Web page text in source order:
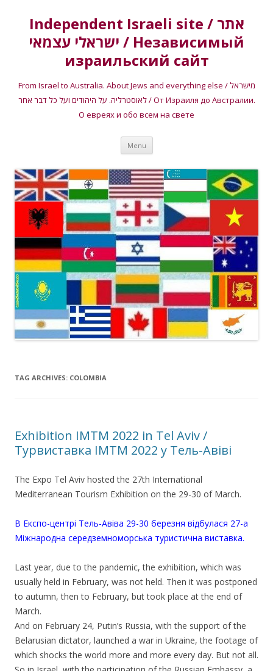
Independent Israeli site / אתר
ישראלי עצמאי / Независимый
израильский сайт
From Israel to Australia. About Jews and everything else / מישראל
לאוסטרליה. על היהודים ועל כל דבר אחר / От Израиля до Австралии.
О евреях и обо всем на свете
Menu Skip
content
TAG ARCHIVES: COLOMBIA
Exhibition IMTM 2022 in Tel Aviv /
Турвиставка IMTM 2022 у Тель-Авіві
The Expo Tel Aviv hosted the 27th International
Mediterranean Tourism Exhibition on the 29-30 of March.
В Експо-центрі Тель-Авіва 29-30 березня відбулася 27-а
Міжнародна середземноморська туристична виставка.
Last year, due to the pandemic, the exhibition, which was
usually held in February, was not held. Then it was postponed
to autumn, then to February, but took place at the end of
March.
And on February 24, Putin’s Russia, with the support of the
Belarusian dictator, launched a war in Ukraine, the footage of
which shocks the world more and more every day. But not all.